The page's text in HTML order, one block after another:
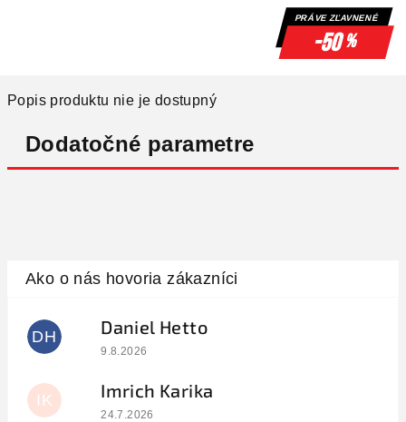
PRÁVE ZĽAVNENÉ
-50%
Popis produktu nie je dostupný
Dodatočné parametre
DH Daniel Hetto
Hodnotenie obchodu je 5 z 5 hviezdičiek.
9.8.2026
IK Imrich Karika
Hodnotenie obchodu je 5 z 5 hviezdičiek.
24.7.2026